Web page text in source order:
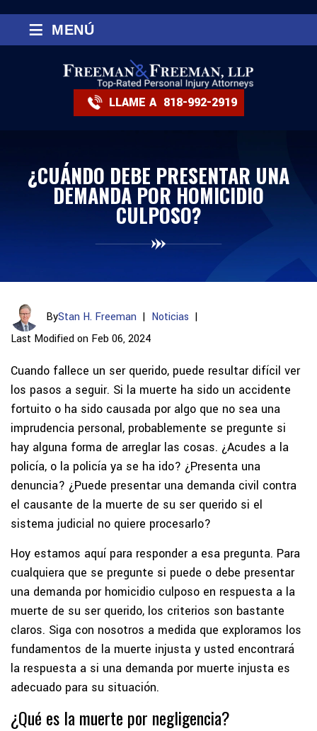
LLAME A 818-992-2919
≡ MENÚ
¿CUÁNDO DEBE PRESENTAR UNA
DEMANDA POR HOMICIDIO
CULPOSO?
ByStan H. Freeman | Noticias |
Last Modified on Feb 06, 2024
Cuando fallece un ser querido, puede resultar difícil ver
los pasos a seguir. Si la muerte ha sido un accidente
fortuito o ha sido causada por algo que no sea una
imprudencia personal, probablemente se pregunte si
hay alguna forma de arreglar las cosas. ¿Acudes a la
policía, o la policía ya se ha ido? ¿Presenta una
denuncia? ¿Puede presentar una demanda civil contra
el causante de la muerte de su ser querido si el
sistema judicial no quiere procesarlo?
Hoy estamos aquí para responder a esa pregunta. Para
cualquiera que se pregunte si puede o debe presentar
una demanda por homicidio culposo en respuesta a la
muerte de su ser querido, los criterios son bastante
claros. Siga con nosotros a medida que exploramos los
fundamentos de la muerte injusta y usted encontrará
la respuesta a si una demanda por muerte injusta es
adecuado para su situación.
¿Qué es la muerte por negligencia?